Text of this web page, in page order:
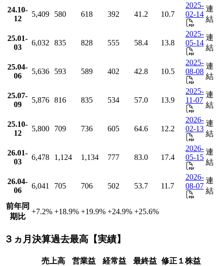
24.10-
12
5,409 580 618 392 41.2 10.7
2025-
02-14
連
結
25.01-
03
6,032 835 828 555 58.4 13.8
2025-
05-14
連
結
25.04-
06
5,636 593 589 402 42.8 10.5
2025-
08-08
連
結
25.07-
09
5,876 816 835 534 57.0 13.9
2025-
11-07
連
結
25.10-
12
5,800 709 736 605 64.6 12.2
2026-
02-13
連
結
26.01-
03
6,478 1,124 1,134 777 83.0 17.4
2026-
05-15
連
結
26.04-
06
6,041 705 706 502 53.7 11.7
2026-
08-07
連
結
前年同
期比
+7.2% +18.9% +19.9% +24.9% +25.6%
３ヵ月決算過去最高【実績】
売上高
営業益
経常益
最終益 修正１株益